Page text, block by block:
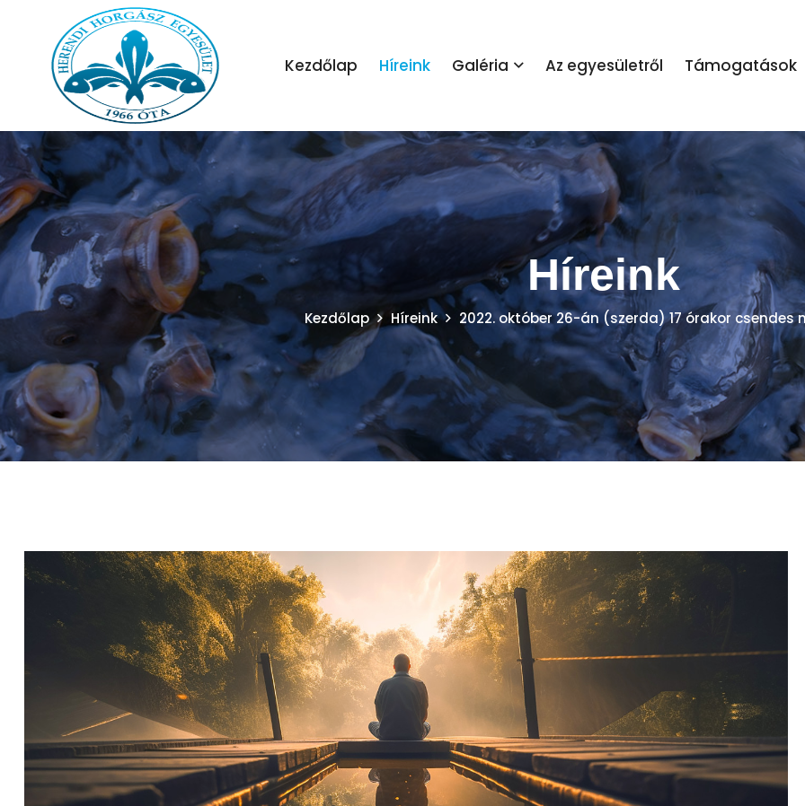
Kezdőlap Híreink Galéria Az egyesületről Támogatások
Híreink
Kezdőlap Híreink 2022. október 26-án (szerda) 17 órakor csendes